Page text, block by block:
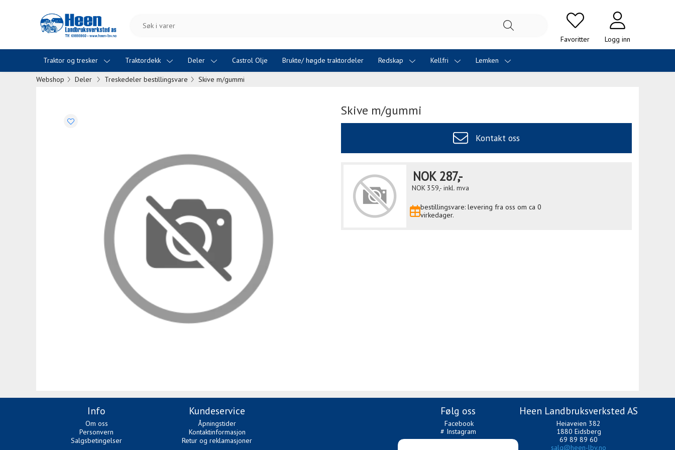
Favoritter Logg inn
Traktor og tresker Traktordekk Deler Castrol Olje Brukte/ høgde traktordeler Redskap Kellfri Lemken
Webshop Deler Treskedeler bestillingsvare Skive m/gummi
Skive m/gummi
Kontakt oss
NOK 287,-
NOK 359,- inkl. mva
bestillingsvare: levering fra oss om ca 0
virkedager.
Info
Om oss
Personvern
Salgsbetingelser
Kundeservice
Åpningstider
Kontaktinformasjon
Retur og reklamasjoner
Følg oss
Facebook
# Instagram
Heen Landbruksverksted AS
Heiaveien 382
1880 Eidsberg
69 89 89 60
salg@heen-lbv.no